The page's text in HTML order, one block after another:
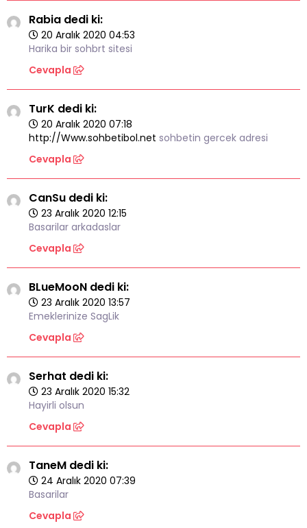
Rabia dedi ki:
20 Aralık 2020 04:53
Harika bir sohbrt sitesi
Cevapla
TurK dedi ki:
20 Aralık 2020 07:18
http://Www.sohbetibol.net sohbetin gercek adresi
Cevapla
CanSu dedi ki:
23 Aralık 2020 12:15
Basarilar arkadaslar
Cevapla
BLueMooN dedi ki:
23 Aralık 2020 13:57
Emeklerinize SagLik
Cevapla
Serhat dedi ki:
23 Aralık 2020 15:32
Hayirli olsun
Cevapla
TaneM dedi ki:
24 Aralık 2020 07:39
Basarilar
Cevapla